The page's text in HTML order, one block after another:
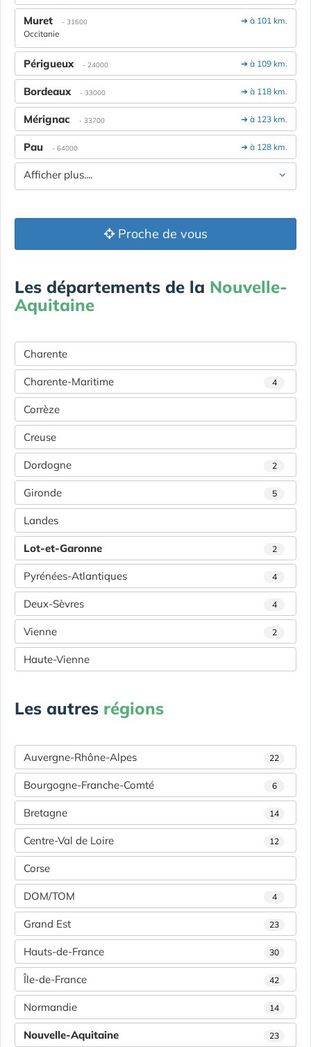
➔ à 101 km.
Muret - 31600
Occitanie
➔ à 109 km.
Périgueux - 24000
➔ à 118 km.
Bordeaux - 33000
➔ à 123 km.
Mérignac - 33700
➔ à 128 km.
Pau - 64000
Afficher plus....
Proche de vous
Les départements de la Nouvelle-
Aquitaine
Charente
Charente-Maritime 4
Corrèze
Creuse
Dordogne 2
Gironde 5
Landes
Lot-et-Garonne 2
Pyrénées-Atlantiques 4
Deux-Sèvres 4
Vienne 2
Haute-Vienne
Les autres régions
Auvergne-Rhône-Alpes 22
Bourgogne-Franche-Comté 6
Bretagne 14
Centre-Val de Loire 12
Corse
DOM/TOM 4
Grand Est 23
Hauts-de-France 30
Île-de-France 42
Normandie 14
Nouvelle-Aquitaine 23